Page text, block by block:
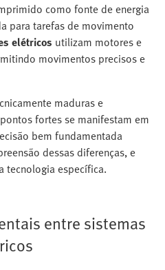
como fonte de energia
para tarefas de movimento
elétricos utilizam motores e
movimentos precisos e
maduras e
fortes se manifestam em
bem fundamentada
dessas diferenças, e
tecnologia específica.
entre sistemas